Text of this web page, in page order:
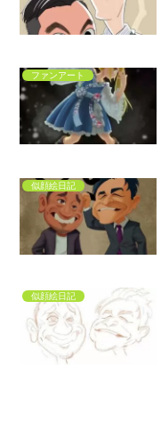
ファンアート
似顔絵日記
似顔絵日記